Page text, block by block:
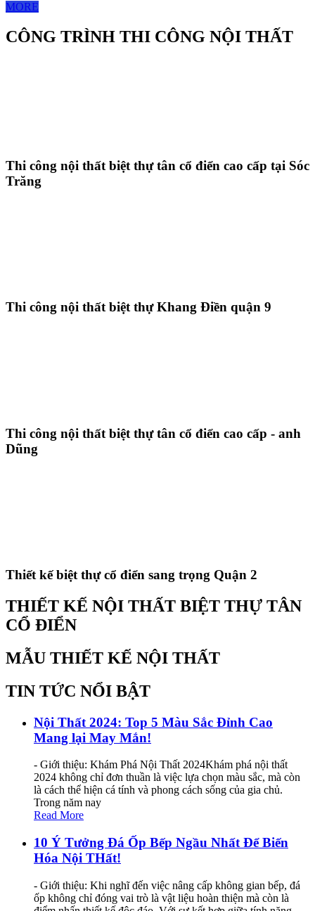
MORE
CÔNG TRÌNH THI CÔNG NỘI THẤT
Thi công nội thất biệt thự tân cổ điển cao cấp tại Sóc
Trăng
Thi công nội thất biệt thự Khang Điền quận 9
Thi công nội thất biệt thự tân cổ điển cao cấp - anh
Dũng
Thiết kế biệt thự cổ điển sang trọng Quận 2
THIẾT KẾ NỘI THẤT BIỆT THỰ TÂN
CỔ ĐIỂN
MẪU THIẾT KẾ NỘI THẤT
TIN TỨC NỔI BẬT
Nội Thất 2024: Top 5 Màu Sắc Đỉnh Cao
Mang lại May Mắn!
- Giới thiệu: Khám Phá Nội Thất 2024Khám phá nội thất
2024 không chỉ đơn thuần là việc lựa chọn màu sắc, mà còn
là cách thể hiện cá tính và phong cách sống của gia chủ.
Trong năm nay
Read More
10 Ý Tưởng Đá Ốp Bếp Ngầu Nhất Để Biến
Hóa Nội THất!
- Giới thiệu: Khi nghĩ đến việc nâng cấp không gian bếp, đá
ốp không chỉ đóng vai trò là vật liệu hoàn thiện mà còn là